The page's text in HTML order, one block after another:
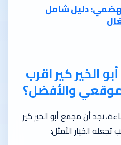
دليل شامل
الخير كير اقرب
والأفضل؟
نجد أن مجمع أبو الخير كير
الخيار الأمثل: